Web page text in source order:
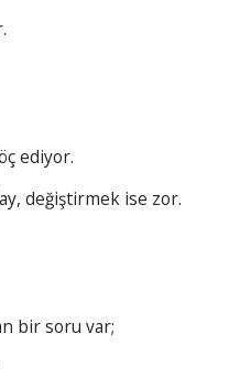
ediyor.
değiştirmek ise zor.
bir soru var;